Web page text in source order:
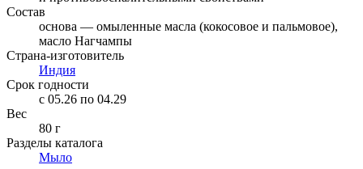
Состав
основа — омыленные масла (кокосовое и пальмовое),
масло Нагчампы
Страна-изготовитель
Индия
Срок годности
c 05.26 по 04.29
Вес
80 г
Разделы каталога
Мыло